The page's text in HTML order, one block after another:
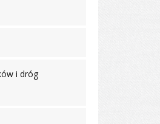
i dróg